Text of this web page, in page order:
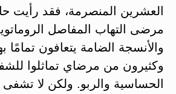
العشرين المنصرمة، فقد رأيت
مرضى التهاب المفاصل
والأنسجة الضامة يتعافون تمامًا
وكثيرون من مرضاي تماثلوا
الحساسية والربو. ولكن لا